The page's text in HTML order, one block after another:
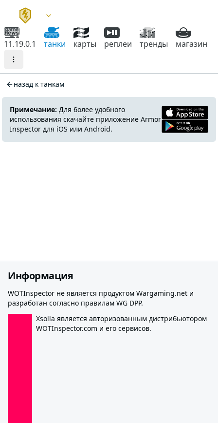
11.19.0.1 танки карты реплеи тренды магазин
назад к танкам
Примечание: Для более удобного
использования скачайте приложение Armor
Inspector для iOS или Android.
Информация
WOTInspector не является продуктом Wargaming.net и
разработан согласно правилам WG DPP.
Xsolla является авторизованным дистрибьютором
WOTInspector.com и его сервисов.